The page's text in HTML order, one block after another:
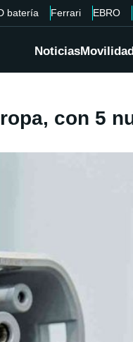
batería Ferrari EBRO
Noticias
con 5